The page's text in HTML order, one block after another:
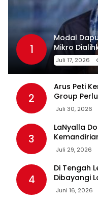
1
Modal
Mikro
Juli 17, 2026
2
Arus Peti
Group
Juli 30, 2026
3
LaNyalla
Lewat PT
Juli 29, 2026
4
Di Tengah
Dibayangi
Juni 16, 2026